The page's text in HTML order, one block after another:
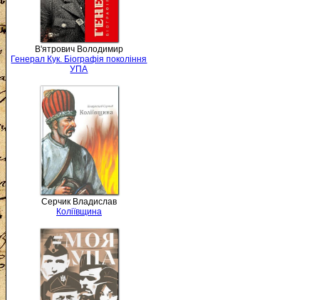
В'ятрович Володимир
Генерал Кук. Біографія покоління
УПА
Серчик Владислав
Коліївщина